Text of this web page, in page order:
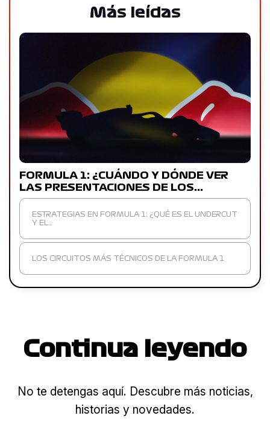
Más leídas
FORMULA 1: ¿CUÁNDO Y DÓNDE VER
LAS PRESENTACIONES DE LOS…
ESTRATEGIAS EN FORMULA 1: ¿QUÉ ES EL UNDERCUT
Y EL…
LOS CIRCUITOS MÁS TÉCNICOS DE LA FORMULA 1
Continua leyendo
No te detengas aquí. Descubre más noticias,
historias y novedades.